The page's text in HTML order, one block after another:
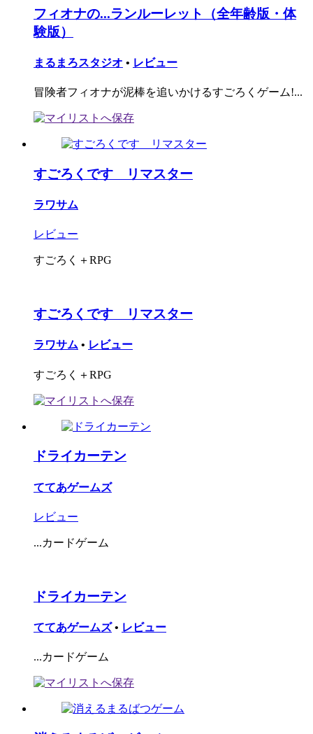
フィオナの...ランルーレット（全年齢版・体
験版）
まるまろスタジオ • レビュー
冒険者フィオナが泥棒を追いかけるすごろくゲーム!...
すごろくです リマスター
ラワサム
レビュー
すごろく＋RPG
すごろくです リマスター
ラワサム • レビュー
すごろく＋RPG
ドライカーテン
ててあゲームズ
レビュー
...カードゲーム
ドライカーテン
ててあゲームズ • レビュー
...カードゲーム